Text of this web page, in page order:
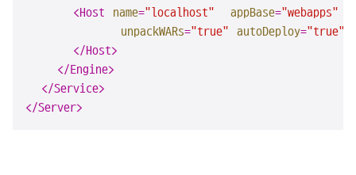
<Host name="localhost" appBase="webapps"
unpackWARs="true" autoDeploy="true"
</Host>
</Engine>
</Service>
</Server>